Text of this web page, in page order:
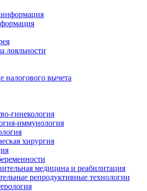
лояльности
налогового вычета
гинекология
иммунология
хирургия
медицина и реабилитация
репродуктивные технологии